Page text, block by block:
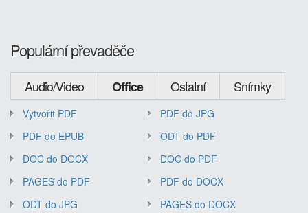
Populární převaděče
Audio/Video Office Ostatní Snímky
Vytvořit PDF
PDF do JPG
PDF do EPUB
ODT do PDF
DOC do DOCX
DOC do PDF
PAGES do PDF
PDF do DOCX
ODT do JPG
PAGES do DOCX